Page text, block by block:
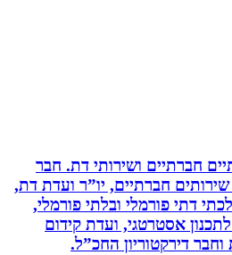
ושירותי דת. חבר
חברתיים, יו”ר ועדת דת,
פורמלי ובלתי פורמלי,
אסטרטגי, ועדת קידום
דירקטוריון החכ”ל.